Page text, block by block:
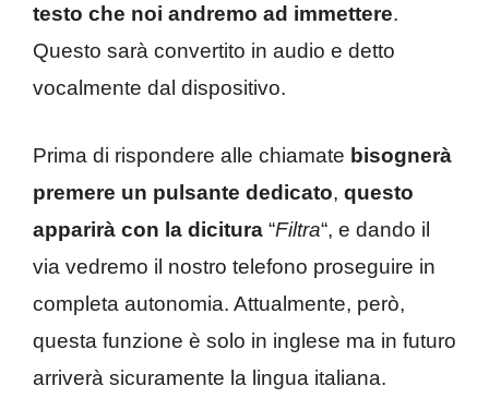
testo che noi andremo ad immettere.
Questo sarà convertito in audio e detto
vocalmente dal dispositivo.
Prima di rispondere alle chiamate bisognerà
premere un pulsante dedicato, questo
apparirà con la dicitura “Filtra“, e dando il
via vedremo il nostro telefono proseguire in
completa autonomia. Attualmente, però,
questa funzione è solo in inglese ma in futuro
arriverà sicuramente la lingua italiana.